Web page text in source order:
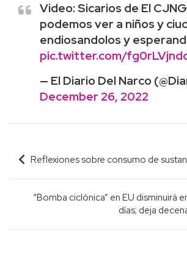
Video: Sicarios de El
podemos ver a niños y
endiosandolos y
pic.twitter.com/
— El Diario Del Narco
December 26, 2022
Navegación
de
entradas
Reflexiones sobre consumo de
“Bomba ciclónica” en EU disminuirá
días; deja